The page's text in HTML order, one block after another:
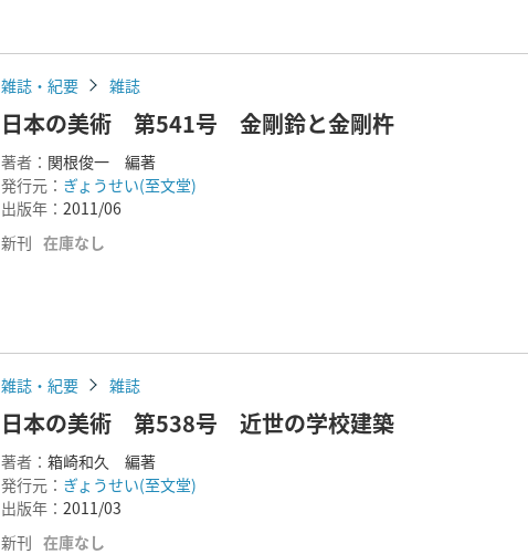
雑誌・紀要 雑誌
日本の美術 第541号 金剛鈴と金剛杵
著者： 関根俊一 編著
発行元： ぎょうせい(至文堂)
出版年： 2011/06
新刊 在庫なし
雑誌・紀要 雑誌
日本の美術 第538号 近世の学校建築
著者： 箱崎和久 編著
発行元： ぎょうせい(至文堂)
出版年： 2011/03
新刊 在庫なし